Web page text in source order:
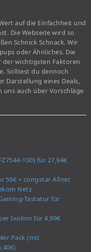
auf die Einfachheit und
Die Webseite wird so
Schnick Schnack. Wir
oder Ähnliches. Die
wichtigsten Faktoren
Solltest du dennoch
Darstellung eines Deals,
auch über Vorschläge
100) für 27,94€
59€ + congstar Allnet
Netz
Tastatur für
Ixolino für 4,99€
Pack (mit